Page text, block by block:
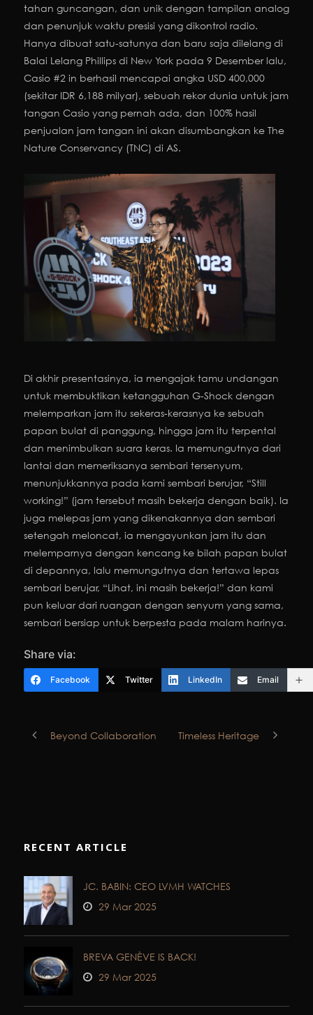
tahan guncangan, dan unik dengan tampilan analog
dan penunjuk waktu presisi yang dikontrol radio.
Hanya dibuat satu-satunya dan baru saja dilelang di
Balai Lelang Phillips di New York pada 9 Desember lalu,
Casio #2 in berhasil mencapai angka USD 400,000
(sekitar IDR 6,188 milyar), sebuah rekor dunia untuk jam
tangan Casio yang pernah ada, dan 100% hasil
penjualan jam tangan ini akan disumbangkan ke The
Nature Conservancy (TNC) di AS.
Di akhir presentasinya, ia mengajak tamu undangan
untuk membuktikan ketangguhan G-Shock dengan
melemparkan jam itu sekeras-kerasnya ke sebuah
papan bulat di panggung, hingga jam itu terpental
dan menimbulkan suara keras. Ia memungutnya dari
lantai dan memeriksanya sembari tersenyum,
menunjukkannya pada kami sembari berujar, “Still
working!” (jam tersebut masih bekerja dengan baik). Ia
juga melepas jam yang dikenakannya dan sembari
setengah meloncat, ia mengayunkan jam itu dan
melemparnya dengan kencang ke bilah papan bulat
di depannya, lalu memungutnya dan tertawa lepas
sembari berujar, “Lihat, ini masih bekerja!” dan kami
pun keluar dari ruangan dengan senyum yang sama,
sembari bersiap untuk berpesta pada malam harinya.
Share via:
Facebook Twitter LinkedIn Email
Beyond Collaboration Timeless Heritage
RECENT ARTICLE
JC. BABIN: CEO LVMH WATCHES
29 Mar 2025
BREVA GENÈVE IS BACK!
29 Mar 2025